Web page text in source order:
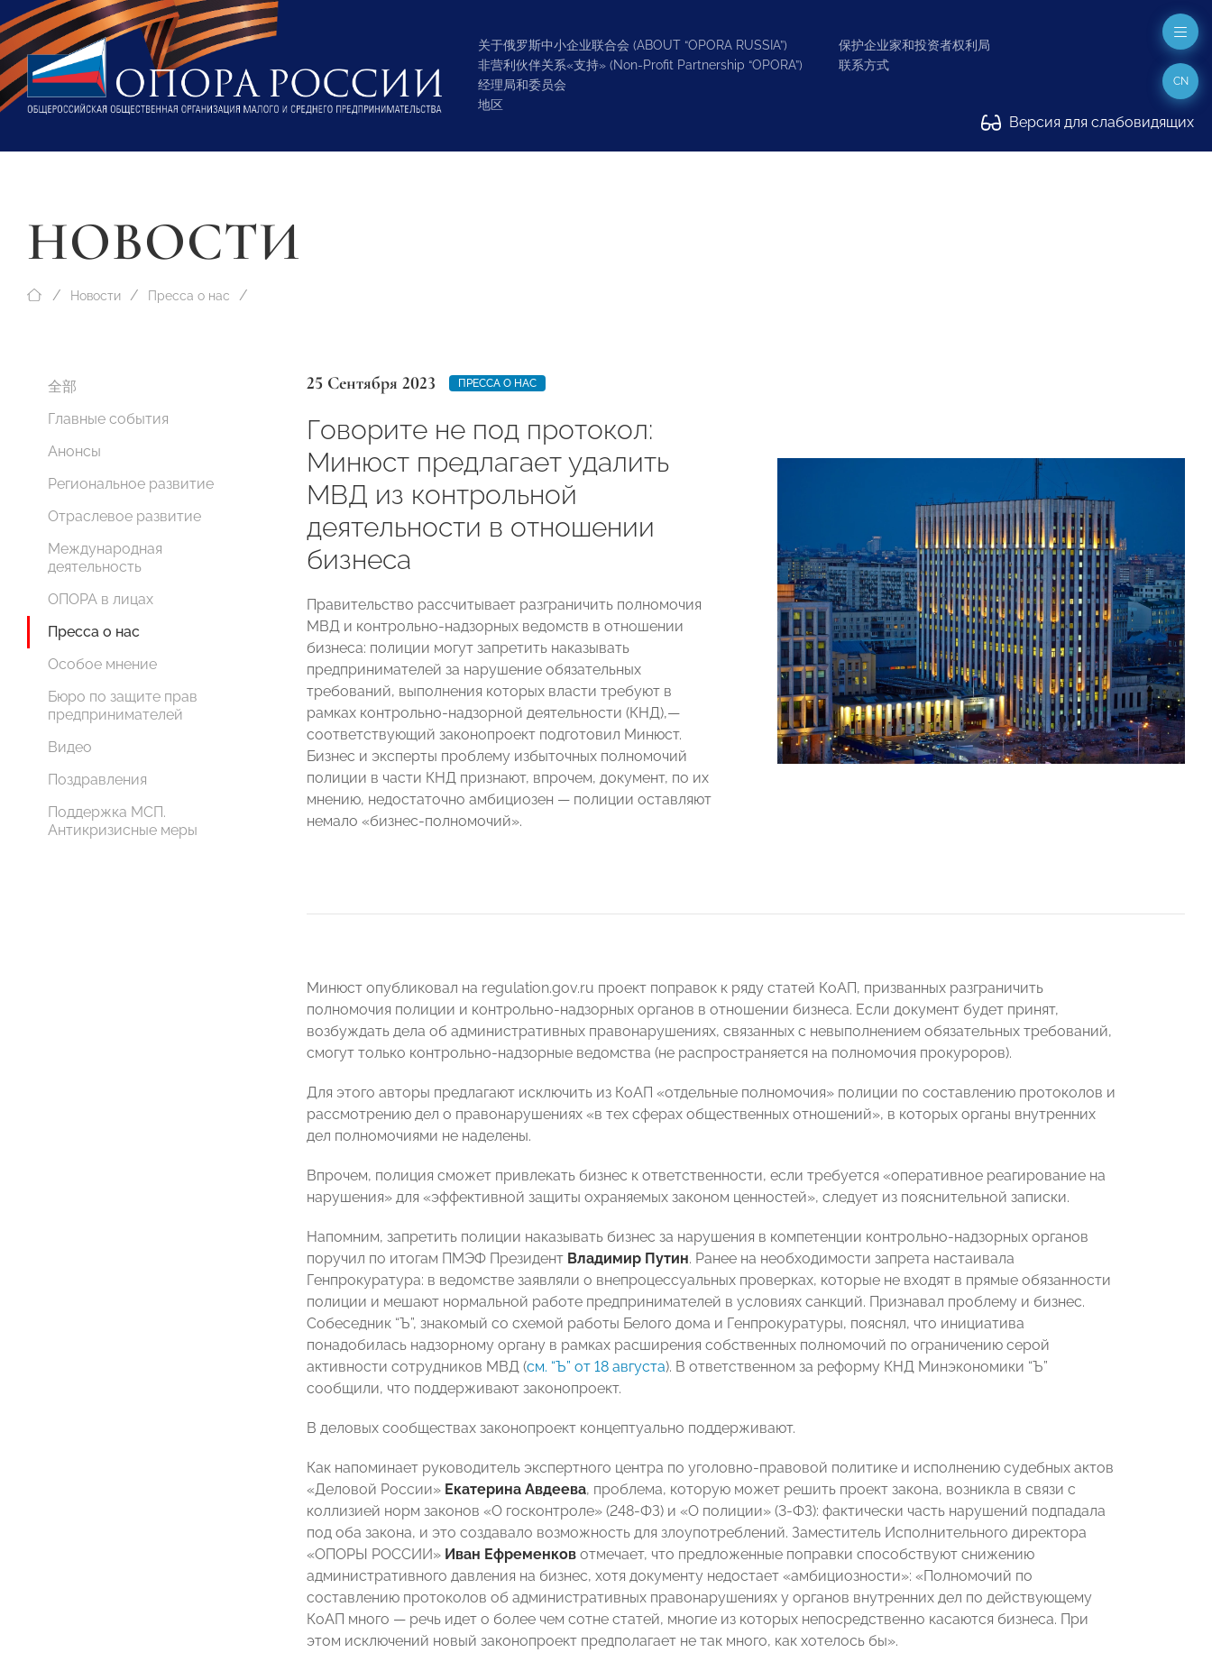
关于俄罗斯中小企业联合会 (ABOUT “OPORA RUSSIA”)
非营利伙伴关系«支持» (Non-Profit Partnership “OPORA”)
经理局和委员会
地区
保护企业家和投资者权利局
联系方式
Версия для слабовидящих
CN
НОВОСТИ
Новости Пресса о нас
全部
Главные события
Анонсы
Региональное развитие
Отраслевое развитие
Международная
деятельность
ОПОРА в лицах
Пресса о нас
Особое мнение
Бюро по защите прав
предпринимателей
Видео
Поздравления
Поддержка МСП.
Антикризисные меры
25 Сентября 2023 ПРЕССА О НАС
Говорите не под протокол:
Минюст предлагает удалить
МВД из контрольной
деятельности в отношении
бизнеса
Правительство рассчитывает разграничить полномочия
МВД и контрольно-надзорных ведомств в отношении
бизнеса: полиции могут запретить наказывать
предпринимателей за нарушение обязательных
требований, выполнения которых власти требуют в
рамках контрольно-надзорной деятельности (КНД),—
соответствующий законопроект подготовил Минюст.
Бизнес и эксперты проблему избыточных полномочий
полиции в части КНД признают, впрочем, документ, по их
мнению, недостаточно амбициозен — полиции оставляют
немало «бизнес-полномочий».
Минюст опубликовал на regulation.gov.ru проект поправок к ряду статей КоАП, призванных разграничить
полномочия полиции и контрольно-надзорных органов в отношении бизнеса. Если документ будет принят,
возбуждать дела об административных правонарушениях, связанных с невыполнением обязательных требований,
смогут только контрольно-надзорные ведомства (не распространяется на полномочия прокуроров).
Для этого авторы предлагают исключить из КоАП «отдельные полномочия» полиции по составлению протоколов и
рассмотрению дел о правонарушениях «в тех сферах общественных отношений», в которых органы внутренних
дел полномочиями не наделены.
Впрочем, полиция сможет привлекать бизнес к ответственности, если требуется «оперативное реагирование на
нарушения» для «эффективной защиты охраняемых законом ценностей», следует из пояснительной записки.
Напомним, запретить полиции наказывать бизнес за нарушения в компетенции контрольно-надзорных органов
поручил по итогам ПМЭФ Президент Владимир Путин. Ранее на необходимости запрета настаивала
Генпрокуратура: в ведомстве заявляли о внепроцессуальных проверках, которые не входят в прямые обязанности
полиции и мешают нормальной работе предпринимателей в условиях санкций. Признавал проблему и бизнес.
Собеседник “Ъ”, знакомый со схемой работы Белого дома и Генпрокуратуры, пояснял, что инициатива
понадобилась надзорному органу в рамках расширения собственных полномочий по ограничению серой
активности сотрудников МВД (см. “Ъ” от 18 августа). В ответственном за реформу КНД Минэкономики “Ъ”
сообщили, что поддерживают законопроект.
В деловых сообществах законопроект концептуально поддерживают.
Как напоминает руководитель экспертного центра по уголовно-правовой политике и исполнению судебных актов
«Деловой России» Екатерина Авдеева, проблема, которую может решить проект закона, возникла в связи с
коллизией норм законов «О госконтроле» (248-ФЗ) и «О полиции» (3-ФЗ): фактически часть нарушений подпадала
под оба закона, и это создавало возможность для злоупотреблений. Заместитель Исполнительного директора
«ОПОРЫ РОССИИ» Иван Ефременков отмечает, что предложенные поправки способствуют снижению
административного давления на бизнес, хотя документу недостает «амбициозности»: «Полномочий по
составлению протоколов об административных правонарушениях у органов внутренних дел по действующему
КоАП много — речь идет о более чем сотне статей, многие из которых непосредственно касаются бизнеса. При
этом исключений новый законопроект предполагает не так много, как хотелось бы».